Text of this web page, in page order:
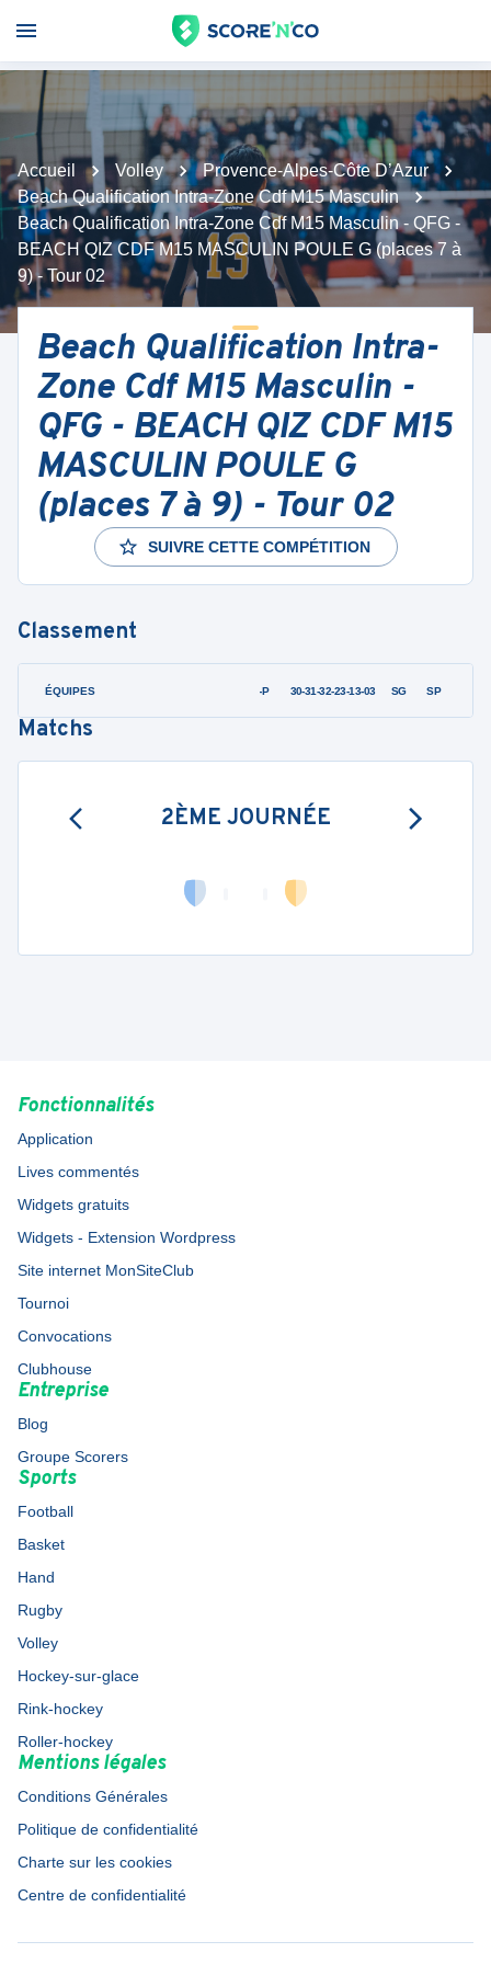
Accueil Volley
Provence-Alpes-Côte D’Azur
Beach Qualification Intra-Zone Cdf M15 Masculin
Beach Qualification Intra-Zone Cdf M15 Masculin - QFG -
BEACH QIZ CDF M15 MASCULIN POULE G (places 7 à
9) - Tour 02
Beach Qualification Intra-
Zone Cdf M15 Masculin -
QFG - BEACH QIZ CDF M15
MASCULIN POULE G
(places 7 à 9) - Tour 02
SUIVRE CETTE COMPÉTITION
Classement
ÉQUIPES G-P 30-31-32-23-13-03 SG SP
Matchs
2ÈME JOURNÉE
Fonctionnalités
Application
Lives commentés
Widgets gratuits
Widgets - Extension Wordpress
Site internet MonSiteClub
Tournoi
Convocations
Clubhouse
Entreprise
Blog
Groupe Scorers
Sports
Football
Basket
Hand
Rugby
Volley
Hockey-sur-glace
Rink-hockey
Roller-hockey
Mentions légales
Conditions Générales
Politique de confidentialité
Charte sur les cookies
Centre de confidentialité